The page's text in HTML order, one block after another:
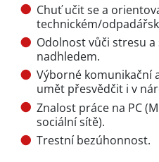
Chuť učit se a
technickém/
Odolnost vůči stresu
nadhledem.
Výborné komunikační
umět přesvědčit i v
Znalost práce na PC
sociální sítě).
Trestní bezúhonnost.